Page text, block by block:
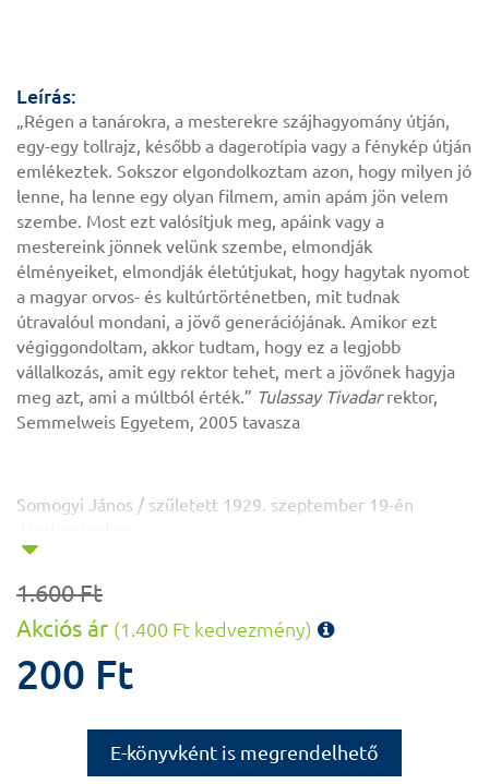
Leírás:
„Régen a tanárokra, a mesterekre szájhagyomány útján,
egy-egy tollrajz, később a dagerotípia vagy a fénykép útján
emlékeztek. Sokszor elgondolkoztam azon, hogy milyen jó
lenne, ha lenne egy olyan filmem, amin apám jön velem
szembe. Most ezt valósítjuk meg, apáink vagy a
mestereink jönnek velünk szembe, elmondják
élményeiket, elmondják életútjukat, hogy hagytak nyomot
a magyar orvos- és kultúrtörténetben, mit tudnak
útravalóul mondani, a jövő generációjának. Amikor ezt
végiggondoltam, akkor tudtam, hogy ez a legjobb
vállalkozás, amit egy rektor tehet, mert a jövőnek hagyja
meg azt, ami a múltból érték.” Tulassay Tivadarrektor,
Semmelweis Egyetem, 2005 tavasza
Somogyi János / született 1929. szeptember 19-én
Lehel Vezér Gimnázium, Jászberény
Egyetem / 1947–1954. Budapesti Orvostudományi
Egyetem, Általános Orvostudományi Kar
Budapesti Orvostudományi Egyetem, Biokémiai Intézet /
1.600 Ft
Akciós ár (1.400 Ft kedvezmény)
200 Ft
E-könyvként is megrendelhető